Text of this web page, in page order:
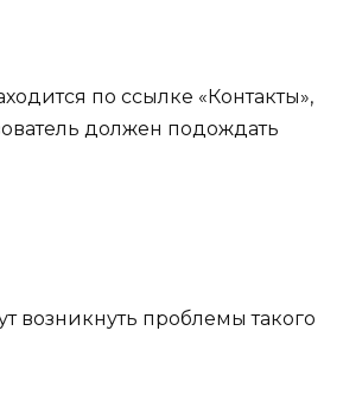
по ссылке «Контакты»,
должен подождать
возникнуть проблемы такого